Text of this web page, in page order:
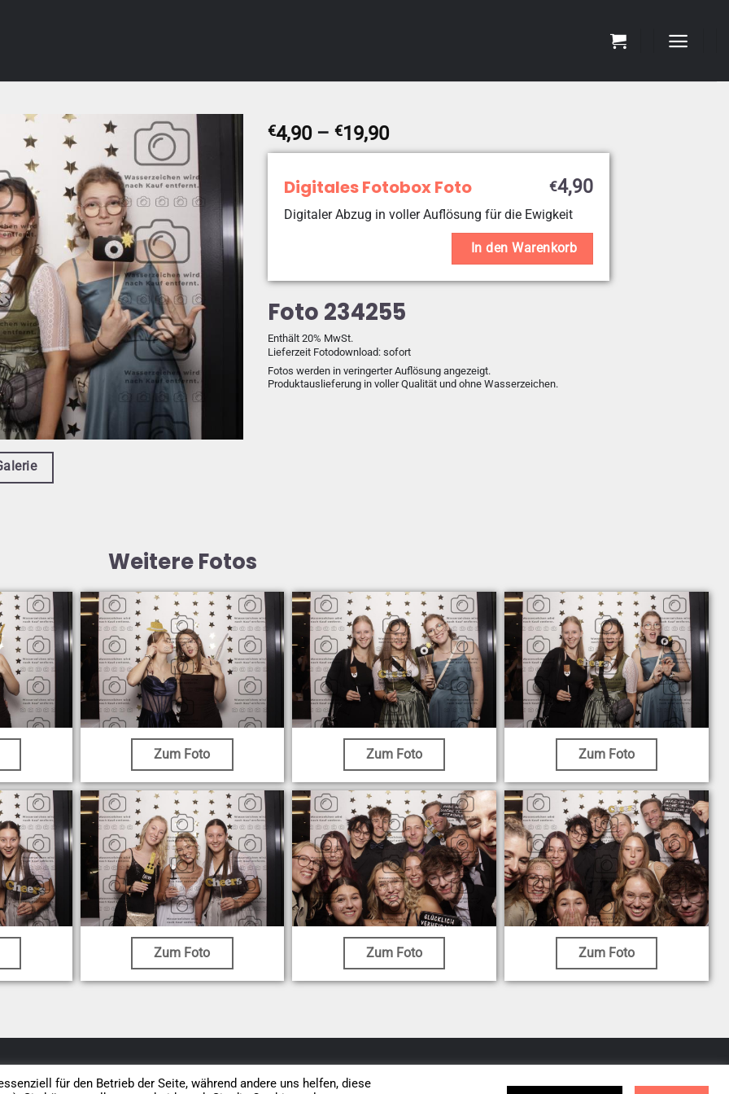
Foto 234255
€4,90 – €19,90Preisspanne:
€4,90
€19,90
Enthält 20% MwSt.
Lieferzeit Fotodownload: sofort
Fotos werden in veringerter Auflösung angezeigt.
Produktauslieferung in voller Qualität und ohne Wasserzeichen.
Digitales Fotobox Foto €4,90
Digitaler Abzug in voller Auflösung für die Ewigkeit
In den Warenkorb
Weitere Fotos
Zum Foto Zum Foto Zum Foto
Zum Foto Zum Foto Zum Foto
Datenschutz AGB Impressum Vertrag widerrufen
für den Betrieb der Seite, während andere uns helfen, diese